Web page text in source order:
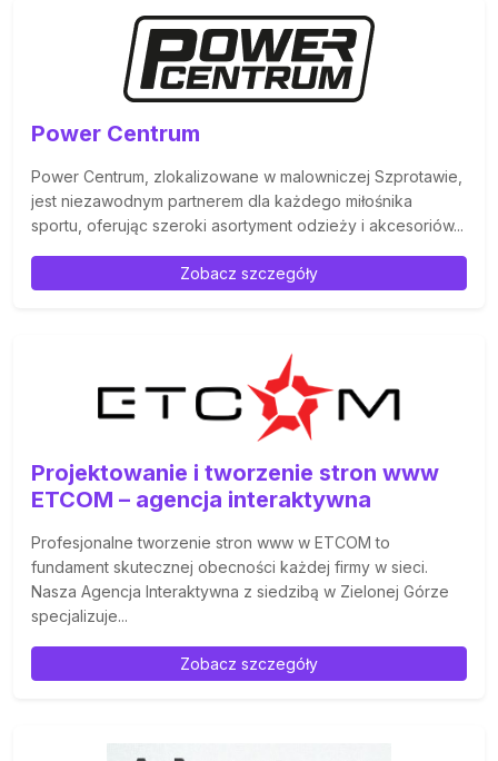
Power Centrum
Power Centrum, zlokalizowane w malowniczej Szprotawie,
jest niezawodnym partnerem dla każdego miłośnika
sportu, oferując szeroki asortyment odzieży i akcesoriów...
Zobacz szczegóły
Projektowanie i tworzenie stron www
ETCOM – agencja interaktywna
Profesjonalne tworzenie stron www w ETCOM to
fundament skutecznej obecności każdej firmy w sieci.
Nasza Agencja Interaktywna z siedzibą w Zielonej Górze
specjalizuje...
Zobacz szczegóły